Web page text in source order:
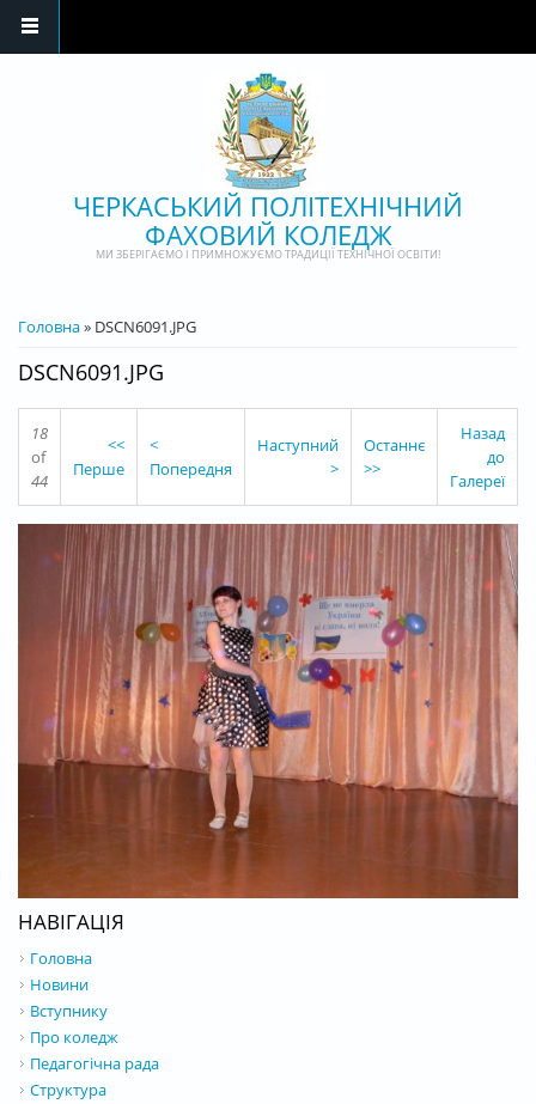
ЧЕРКАСЬКИЙ ПОЛІТЕХНІЧНИЙ
ФАХОВИЙ КОЛЕДЖ
МИ ЗБЕРІГАЄМО І ПРИМНОЖУЄМО ТРАДИЦІЇ ТЕХНІЧНОЇ ОСВІТИ!
ВИ Є ТУТ
Головна» DSCN6091.JPG
DSCN6091.JPG
18
of
44
<<
Перше
<
Попередня
Наступний
>
Останнє
>>
Назад
до
Галереї
НАВІГАЦІЯ
Головна
Новини
Вступнику
Про коледж
Педагогічна рада
Структура